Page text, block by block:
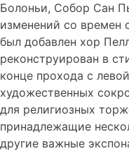
Болоньи, Собор Сан
изменений со времен
был добавлен хор
реконструирован в
конце прохода с
художественных
для религиозных
принадлежащие
другие важные